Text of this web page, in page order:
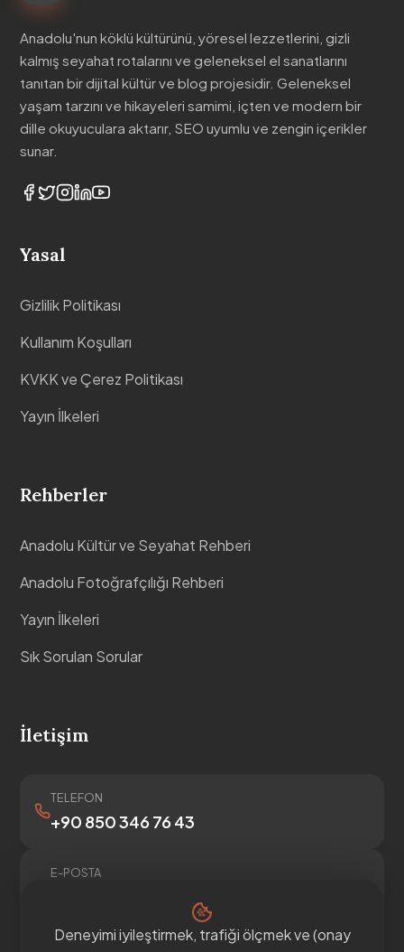
Anadolu'nun köklü kültürünü, yöresel lezzetlerini, gizli
kalmış seyahat rotalarını ve geleneksel el sanatlarını
tanıtan bir dijital kültür ve blog projesidir. Geleneksel
yaşam tarzını ve hikayeleri samimi, içten ve modern bir
dille okuyuculara aktarır, SEO uyumlu ve zengin içerikler
sunar.
Yasal
Gizlilik Politikası
Kullanım Koşulları
KVKK ve Çerez Politikası
Yayın İlkeleri
Rehberler
Anadolu Kültür ve Seyahat Rehberi
Anadolu Fotoğrafçılığı Rehberi
Yayın İlkeleri
Sık Sorulan Sorular
İletişim
TELEFON
+90 850 346 76 43
E-POSTA
İletişim formu →
Deneyimi iyileştirmek, trafiği ölçmek ve (onay